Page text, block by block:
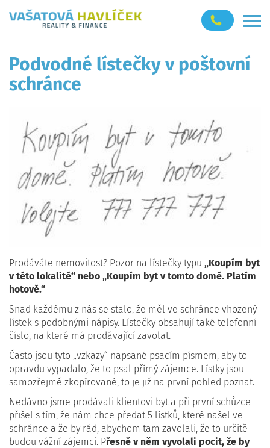
Podvodné lístečky v poštovní
schránce
Prodáváte nemovitost? Pozor na lístečky typu „Koupím byt
v této lokalitě“ nebo „Koupím byt v tomto domě. Platím
hotově.“
Snad každému z nás se stalo, že měl ve schránce vhozený
lístek s podobnými nápisy. Lístečky obsahují také telefonní
číslo, na které má prodávající zavolat.
Často jsou tyto „vzkazy“ napsané psacím písmem, aby to
opravdu vypadalo, že to psal přímý zájemce. Lístky jsou
samozřejmě zkopírované, to je již na první pohled poznat.
Nedávno jsme prodávali klientovi byt a při první schůzce
přišel s tím, že nám chce předat 5 lístků, které našel ve
schránce a že by rád, abychom tam zavolali, že to určitě
budou vážní zájemci. Přesně v něm vyvolali pocit, že by